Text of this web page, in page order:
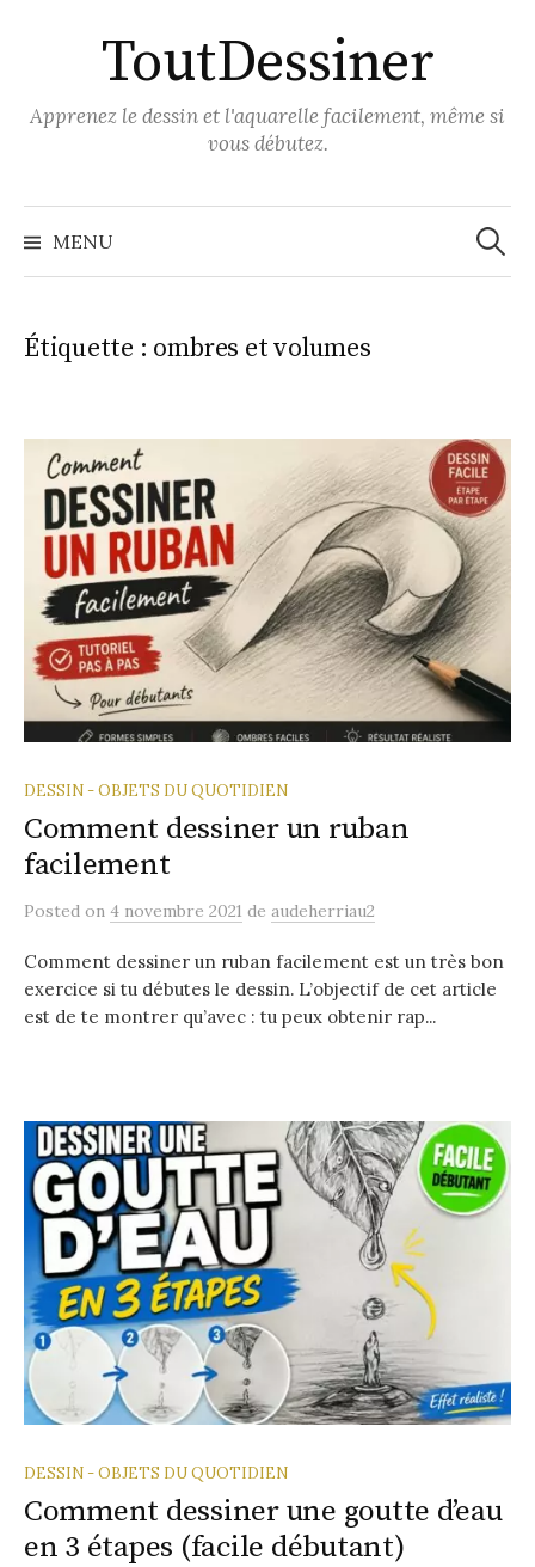
ToutDessiner
Apprenez le dessin et l'aquarelle facilement, même si
vous débutez.
MENU
Étiquette : ombres et volumes
DESSIN - OBJETS DU QUOTIDIEN
Comment dessiner un ruban
facilement
Posted on 4 novembre 2021 de audeherriau2
Comment dessiner un ruban facilement est un très bon
exercice si tu débutes le dessin. L’objectif de cet article
est de te montrer qu’avec : tu peux obtenir rap...
DESSIN - OBJETS DU QUOTIDIEN
Comment dessiner une goutte d’eau
en 3 étapes (facile débutant)